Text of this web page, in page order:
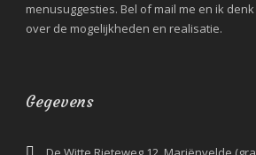
menusuggesties. Bel of mail me en ik
over de mogelijkheden en realisatie.
Gegevens